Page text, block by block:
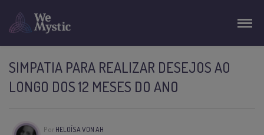
SIMPATIA PARA REALIZAR DESEJOS AO
LONGO DOS 12 MESES DO ANO
Por HELOÍSA VON AH